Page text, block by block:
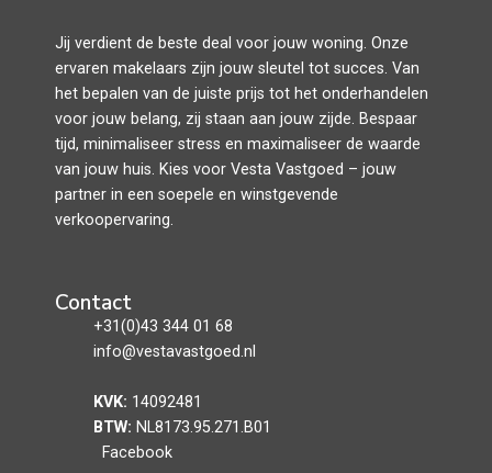
Jij verdient de beste deal voor jouw woning. Onze
ervaren makelaars zijn jouw sleutel tot succes. Van
het bepalen van de juiste prijs tot het onderhandelen
voor jouw belang, zij staan aan jouw zijde. Bespaar
tijd, minimaliseer stress en maximaliseer de waarde
van jouw huis. Kies voor Vesta Vastgoed – jouw
partner in een soepele en winstgevende
verkoopervaring.
Contact
+31(0)43 344 01 68
info@vestavastgoed.nl
KVK: 14092481
BTW: NL8173.95.271.B01
Facebook